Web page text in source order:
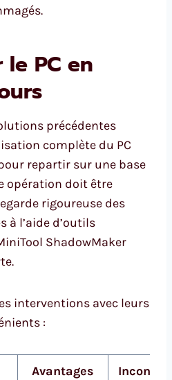
PC en
précédentes
complète du PC
repartir sur une base
opération doit être
rigoureuse des
à l’aide d’outils
ShadowMaker
interventions avec leurs
:
Avantages